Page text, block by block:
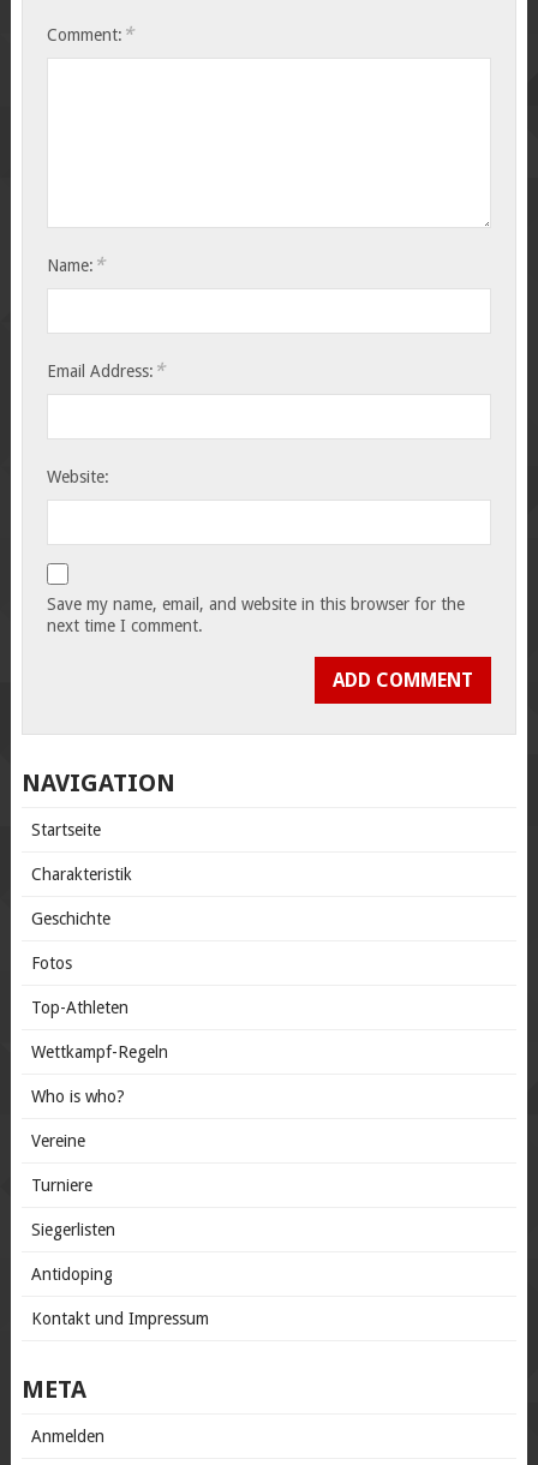
Comment: *
Name: *
Email Address: *
Website:
Save my name, email, and website in this browser for the
next time I comment.
NAVIGATION
Startseite
Charakteristik
Geschichte
Fotos
Top-Athleten
Wettkampf-Regeln
Who is who?
Vereine
Turniere
Siegerlisten
Antidoping
Kontakt und Impressum
META
Anmelden